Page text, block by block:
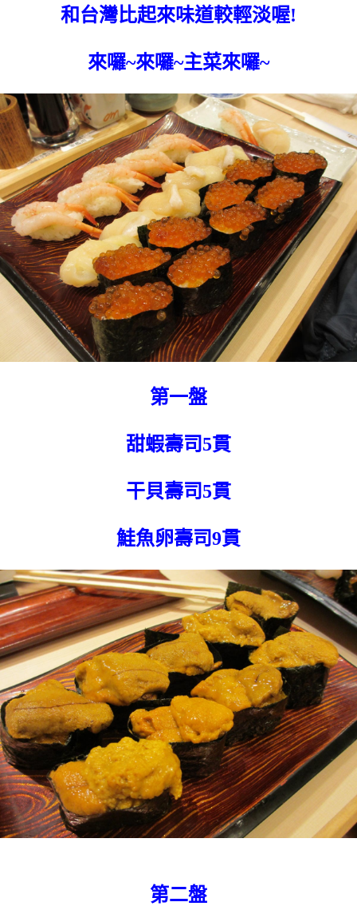
和台灣比起來味道較輕淡喔!
來囉~來囉~主菜來囉~
第一盤
甜蝦壽司5貫
干貝壽司5貫
鮭魚卵壽司9貫
第二盤